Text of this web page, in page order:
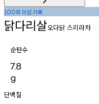
100회 이상기록
닭다리살오다닭 스리라차
순탄수
7.8
g
단백질